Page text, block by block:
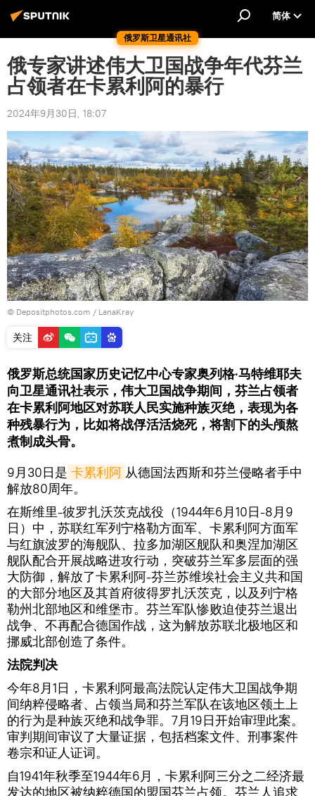
俄罗斯卫星通讯社
简体
俄专家讲述伟大卫国战争年代芬兰
占领者在卡累利阿的暴行
2024年9月30日, 18:07
© Depositphotos.com / LanaKray
关注
俄罗斯总统国家历史记忆中心专家奥列格·马特维耶夫
向卫星通讯社表示，伟大卫国战争期间，芬兰占领者
在卡累利阿地区对苏联人民实施种族灭绝，表现为各
种残暴行为，比如将战俘活活烧死，将割下的头颅熬
煮制成头骨。
9月30日是 卡累利阿 从德国法西斯和芬兰侵略者手中
解放80周年。
在斯维里-彼罗扎沃茨克战役（1944年6月10日-8月9
日）中，苏联红军列宁格勒方面军、卡累利阿方面军
与红旗波罗的海舰队、拉多加湖区舰队和奥涅加湖区
舰队配合开展战略进攻行动，突破芬兰军多层面的强
大防御，解放了卡累利阿-芬兰苏维埃社会主义共和国
的大部分地区及其首府彼得罗扎沃茨克，以及列宁格
勒州北部地区和维堡市。芬兰军队惨败迫使芬兰退出
战争、不再配合德国作战，这为解放苏联北极地区和
挪威北部创造了条件。
法院判决
今年8月1日，卡累利阿最高法院认定伟大卫国战争期
间纳粹侵略者、占领当局和芬兰军队在该地区领土上
的行为是种族灭绝和战争罪。7月19日开始审理此案。
审判期间审议了大量证据，包括档案文件、刑事案件
卷宗和证人证词。
自1941年秋季至1944年6月，卡累利阿三分之二经济最
发达的地区被纳粹德国的盟国芬兰占领。芬兰人追求